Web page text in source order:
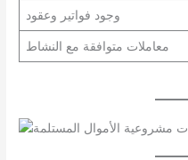
وجود فواتير وعقود
معاملات متوافقة مع النشاط